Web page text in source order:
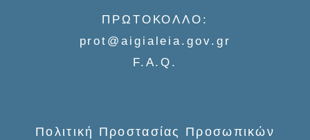
ΠΡΩΤΟΚΟΛΛΟ:
prot@aigialeia.gov.gr
F.A.Q.
Πολιτική Προστασίας Προσωπικών